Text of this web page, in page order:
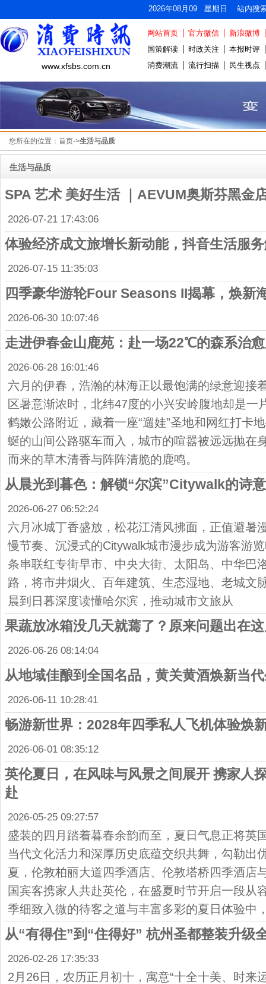
2026年08月09 星期日 站内搜
www.xfsbs.com.cn
网站首页 官方微信
新浪微博
国策解读
时政关注
本报时评
消费潮流
流行扫描 民生视点
您所在的位置： 首页->生活与品质
生活与品质
SPA 艺术 美好生活 ｜AEVUM奥斯芬黑金
2026-07-21 17:43:06
体验经济成文旅增长新动能，抖音生活服
2026-07-15 11:35:03
四季豪华游轮Four Seasons II揭幕，焕新
2026-06-30 10:07:46
走进伊春金山鹿苑：赴一场22℃的森系治
2026-06-28 16:01:46
六月的伊春，浩瀚的林海正以最饱满的绿意迎接
区暑意渐浓时，北纬47度的小兴安岭腹地却是一
鹤嫩公路附近，藏着一座“遛娃”圣地和网红打
蜒的山间公路驱车而入，城市的喧嚣被远远抛在
而来的草木清香与阵阵清脆的鹿鸣。
从晨光到暮色：解锁“尔滨”Citywalk的诗
2026-06-27 06:52:24
六月冰城丁香盛放，松花江清风拂面，正值避暑
慢节奏、沉浸式的Citywalk城市漫步成为游客游
条串联红专街早市、中央大街、太阳岛、中华巴
路，将市井烟火、百年建筑、生态湿地、老城文
晨到日暮深度读懂哈尔滨，推动城市文旅从
果蔬放冰箱没几天就蔫了？原来问题出在
2026-06-26 08:14:04
从地域佳酿到全国名品，黄关黄酒焕新当
2026-06-11 10:28:41
畅游新世界：2028年四季私人飞机体验焕
2026-06-01 08:35:12
英伦夏日，在风味与风景之间展开 携家人
赴
2026-05-25 09:27:57
盛装的四月踏着暮春余韵而至，夏日气息正将英
当代文化活力和深厚历史底蕴交织共舞，勾勒出
夏，伦敦柏丽大道四季酒店、伦敦塔桥四季酒店
国宾客携家人共赴英伦，在盛夏时节开启一段从
季细致入微的待客之道与丰富多彩的夏日体验中
从“有得住”到“住得好” 杭州圣都整装升级
2026-02-26 17:35:33
2月26日，农历正月初十，寓意“十全十美、时来